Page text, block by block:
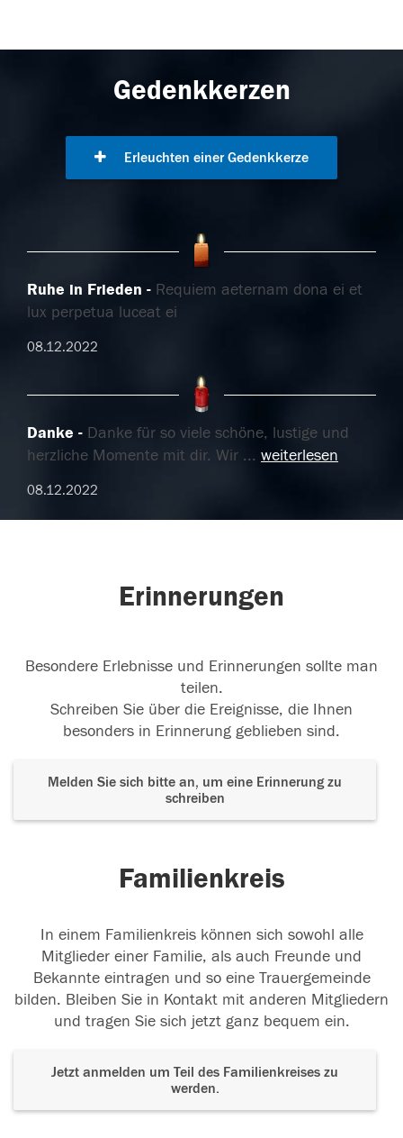
Gedenkkerzen
Erleuchten einer Gedenkkerze
Ruhe in Frieden
Requiem aeternam dona ei et
lux perpetua luceat ei
08.12.2022
Danke
Danke für so viele schöne, lustige und
herzliche Momente mit dir. Wir ... weiterlesen
08.12.2022
Erinnerungen
Besondere Erlebnisse und Erinnerungen sollte man
teilen.
Schreiben Sie über die Ereignisse, die Ihnen
besonders in Erinnerung geblieben sind.
Melden Sie sich bitte an, um eine Erinnerung zu
schreiben
Familienkreis
In einem Familienkreis können sich sowohl alle
Mitglieder einer Familie, als auch Freunde und
Bekannte eintragen und so eine Trauergemeinde
bilden. Bleiben Sie in Kontakt mit anderen Mitgliedern
und tragen Sie sich jetzt ganz bequem ein.
Jetzt anmelden um Teil des Familienkreises zu
werden.